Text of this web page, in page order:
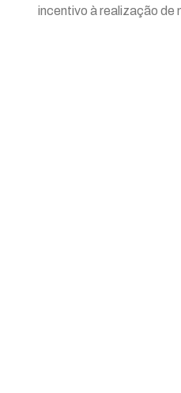
incentivo à realização de